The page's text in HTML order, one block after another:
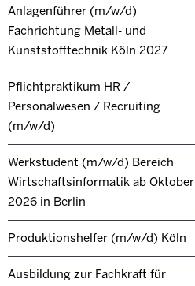
Anlagenführer (m/w/d)
Fachrichtung Metall- und
Kunststofftechnik Köln 2027
Pflichtpraktikum HR /
Personalwesen / Recruiting
(m/w/d)
Werkstudent (m/w/d) Bereich
Wirtschaftsinformatik ab Oktober
2026 in Berlin
Produktionshelfer (m/w/d) Köln
Ausbildung zur Fachkraft für